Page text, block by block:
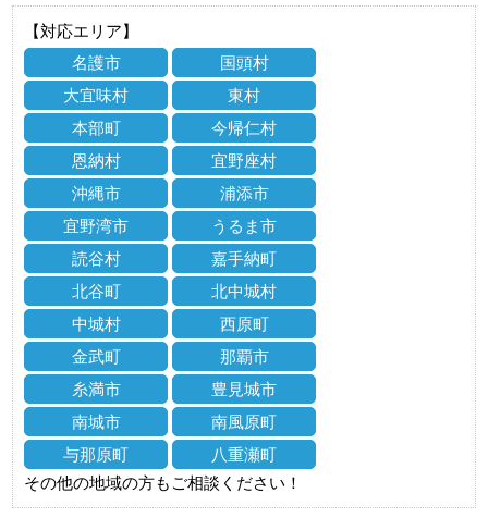
【対応エリア】
名護市
国頭村
大宜味村
東村
本部町
今帰仁村
恩納村
宜野座村
沖縄市
浦添市
宜野湾市
うるま市
読谷村
嘉手納町
北谷町
北中城村
中城村
西原町
金武町
那覇市
糸満市
豊見城市
南城市
南風原町
与那原町
八重瀬町
その他の地域の方もご相談ください！